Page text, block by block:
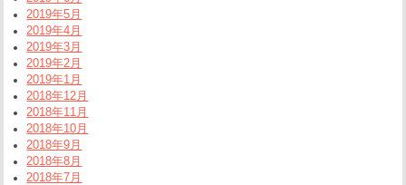
2019年5月
2019年4月
2019年3月
2019年2月
2019年1月
2018年12月
2018年11月
2018年10月
2018年9月
2018年8月
2018年7月